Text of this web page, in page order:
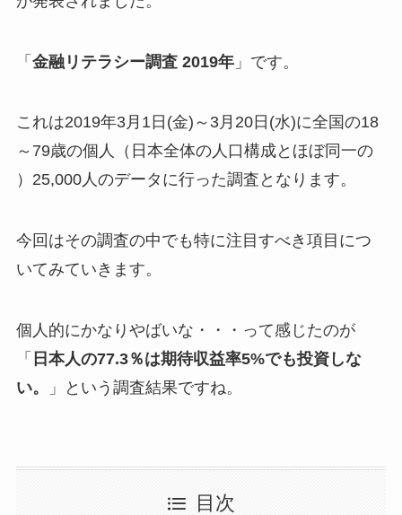
「 金融リテラシー調査 2019年」です。
これは2019年3月1日(金)～3月20日(水)に全国の18
～79歳の個人（日本全体の人口構成とほぼ同一の
）25,000人のデータに行った調査となります。
今回はその調査の中でも特に注目すべき項目につ
いてみていきます。
個人的にかなりやばいな・・・って感じたのが
「 日本人の77.3％は期待収益率5%でも投資しな
い。
」という調査結果ですね。
目次